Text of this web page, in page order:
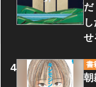
だ
せ
書
朝